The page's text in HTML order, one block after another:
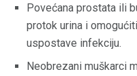
Povećana prostata ili
protok urina i
uspostave infekciju.
Neobrezani muškarci